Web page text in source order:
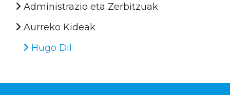
Administrazio eta Zerbitzuak
Aurreko Kideak
Hugo Dil